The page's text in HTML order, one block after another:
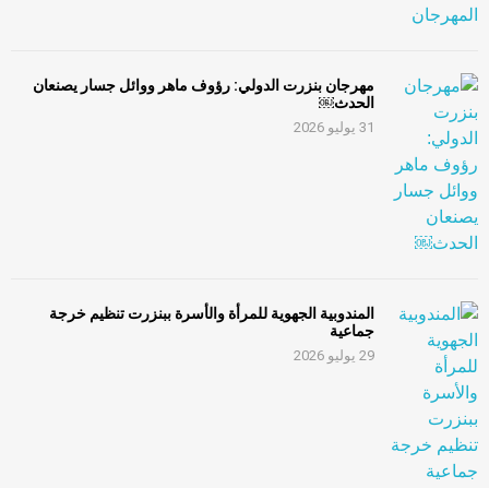
مهرجان بنزرت الدولي: رؤوف ماهر ووائل جسار يصنعان
الحدث￼
31 يوليو 2026
المندوبية الجهوية للمرأة والأسرة ببنزرت تنظيم خرجة
جماعية
29 يوليو 2026